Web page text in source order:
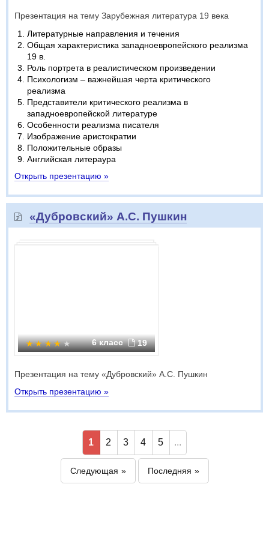
Презентация на тему Зарубежная литература 19 века
Литературные направления и течения
Общая характеристика западноевропейского реализма
19 в.
Роль портрета в реалистическом произведении
Психологизм – важнейшая черта критического
реализма
Представители критического реализма в
западноевропейской литературе
Особенности реализма писателя
Изображение аристократии
Положительные образы
Английская литераура
Открыть презентацию »
«Дубровский» А.С. Пушкин
6 класс 19
Презентация на тему «Дубровский» А.С. Пушкин
Открыть презентацию »
1 2 3 4 5 ...
Следующая Последняя